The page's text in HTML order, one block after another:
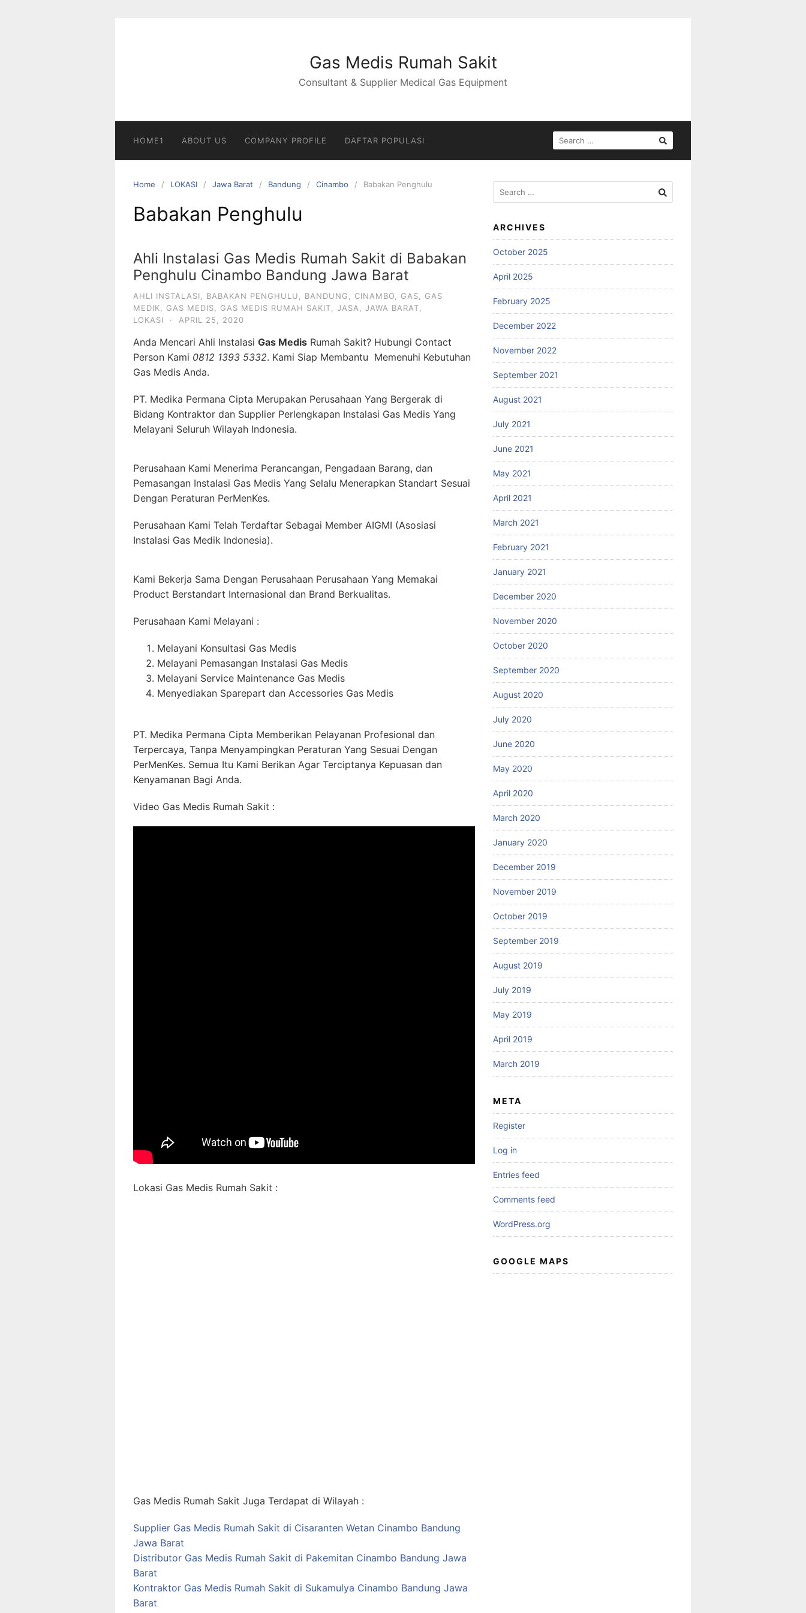
Gas Medis Rumah Sakit
Consultant & Supplier Medical Gas Equipment
HOME1 ABOUT US COMPANY PROFILE DAFTAR POPULASI
SEARCH
FOR:
Home LOKASI Jawa Barat Bandung Cinambo Babakan Penghulu
Babakan Penghulu
Ahli Instalasi Gas Medis Rumah Sakit di Babakan
Penghulu Cinambo Bandung Jawa Barat
AHLI INSTALASI BABAKAN PENGHULU BANDUNG CINAMBO GAS
GAS
MEDIK
GAS MEDIS GAS MEDIS RUMAH SAKIT JASA JAWA BARAT
LOKASI
· APRIL 25, 2020
Anda Mencari Ahli Instalasi Gas Medis Rumah Sakit? Hubungi Contact
Person Kami 0812 1393 5332. Kami Siap Membantu Memenuhi Kebutuhan
Gas Medis Anda.
PT. Medika Permana Cipta Merupakan Perusahaan Yang Bergerak di
Bidang Kontraktor dan Supplier Perlengkapan Instalasi Gas Medis Yang
Melayani Seluruh Wilayah Indonesia.
Perusahaan Kami Menerima Perancangan, Pengadaan Barang, dan
Pemasangan Instalasi Gas Medis Yang Selalu Menerapkan Standart Sesuai
Dengan Peraturan PerMenKes.
Perusahaan Kami Telah Terdaftar Sebagai Member AIGMI (Asosiasi
Instalasi Gas Medik Indonesia).
Kami Bekerja Sama Dengan Perusahaan Perusahaan Yang Memakai
Product Berstandart Internasional dan Brand Berkualitas.
Perusahaan Kami Melayani :
Melayani Konsultasi Gas Medis
Melayani Pemasangan Instalasi Gas Medis
Melayani Service Maintenance Gas Medis
Menyediakan Sparepart dan Accessories Gas Medis
PT. Medika Permana Cipta Memberikan Pelayanan Profesional dan
Terpercaya, Tanpa Menyampingkan Peraturan Yang Sesuai Dengan
PerMenKes. Semua Itu Kami Berikan Agar Terciptanya Kepuasan dan
Kenyamanan Bagi Anda.
Video Gas Medis Rumah Sakit :
Lokasi Gas Medis Rumah Sakit :
Gas Medis Rumah Sakit Juga Terdapat di Wilayah :
Supplier Gas Medis Rumah Sakit di Cisaranten Wetan Cinambo Bandung
Jawa Barat
Distributor Gas Medis Rumah Sakit di Pakemitan Cinambo Bandung Jawa
Barat
Kontraktor Gas Medis Rumah Sakit di Sukamulya Cinambo Bandung Jawa
Barat
Search
for:
ARCHIVES
October 2025
April 2025
February 2025
December 2022
November 2022
September 2021
August 2021
July 2021
June 2021
May 2021
April 2021
March 2021
February 2021
January 2021
December 2020
November 2020
October 2020
September 2020
August 2020
July 2020
June 2020
May 2020
April 2020
March 2020
January 2020
December 2019
November 2019
October 2019
September 2019
August 2019
July 2019
May 2019
April 2019
March 2019
META
Register
Log in
Entries feed
Comments feed
WordPress.org
GOOGLE MAPS